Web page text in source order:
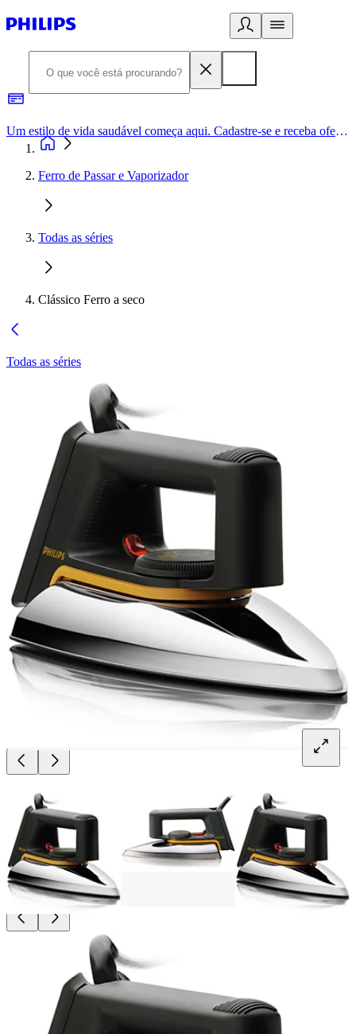
Um estilo de vida saudável começa aqui. Cadastre-se e receba ofertas exclusivas.
Ferro de Passar e Vaporizador
Todas as séries
Clássico Ferro a seco
Todas as séries